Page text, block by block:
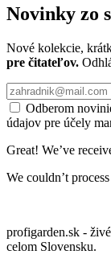
Novinky zo
Nové kolekcie,
pre čitateľov.
Odberom
údajov pre účely
Great! We’ve
We couldn’t
profigarden.sk -
celom Slovensku.